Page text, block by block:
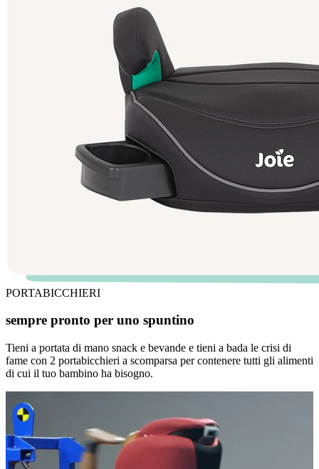
PORTABICCHIERI
sempre pronto per uno spuntino
Tieni a portata di mano snack e bevande e tieni a bada le crisi di
fame con 2 portabicchieri a scomparsa per contenere tutti gli alimenti
di cui il tuo bambino ha bisogno.